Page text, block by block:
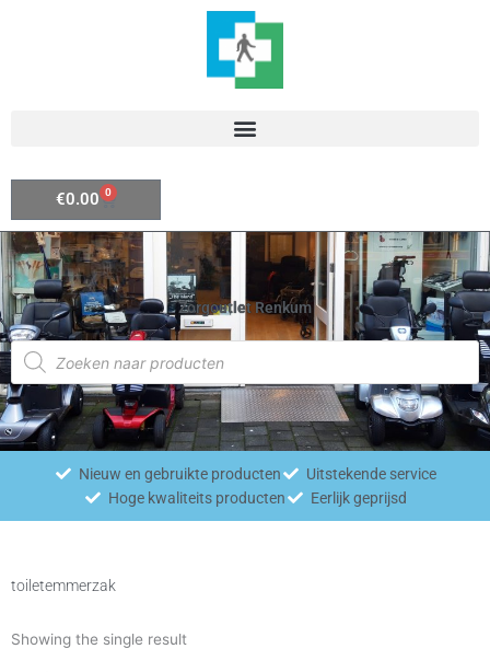
€0.00 0
Winkelwagen
Zorgoutlet Renkum
Producten
zoeken
Nieuw en gebruikte producten
Uitstekende service
Hoge kwaliteits producten
Eerlijk geprijsd
toiletemmerzak
Showing the single result